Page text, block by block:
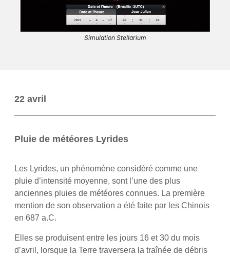
Simulation Stellarium
22 avril
Pluie de météores Lyrides
Les Lyrides, un phénomène considéré comme une
pluie d’intensité moyenne, sont l’une des plus
anciennes pluies de météores connues. La première
mention de son observation a été faite par les Chinois
en 687 a.C.
Elles se produisent entre les jours 16 et 30 du mois
d’avril, lorsque la Terre traversera la traînée de débris